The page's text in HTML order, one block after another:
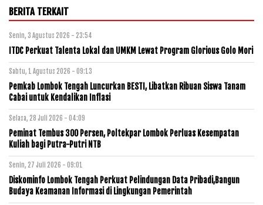
BERITA TERKAIT
Senin, 3 Agustus 2026 - 23:54
ITDC Perkuat Talenta Lokal dan UMKM Lewat Program Glorious Golo Mori
Sabtu, 1 Agustus 2026 - 09:13
Pemkab Lombok Tengah Luncurkan BESTI, Libatkan Ribuan Siswa Tanam
Cabai untuk Kendalikan Inflasi
Selasa, 28 Juli 2026 - 04:09
Peminat Tembus 300 Persen, Poltekpar Lombok Perluas Kesempatan
Kuliah bagi Putra-Putri NTB
Senin, 27 Juli 2026 - 09:01
Diskominfo Lombok Tengah Perkuat Pelindungan Data Pribadi,Bangun
Budaya Keamanan Informasi di Lingkungan Pemerintah